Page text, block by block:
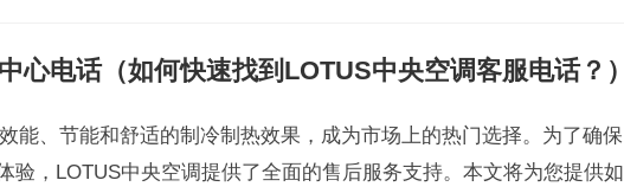
心电话（如何快速找到LOTUS中央空调客服电话？）
能、节能和舒适的制冷制热效果，成为市场上的热门选择。为了确保
验，LOTUS中央空调提供了全面的售后服务支持。本文将为您提供如